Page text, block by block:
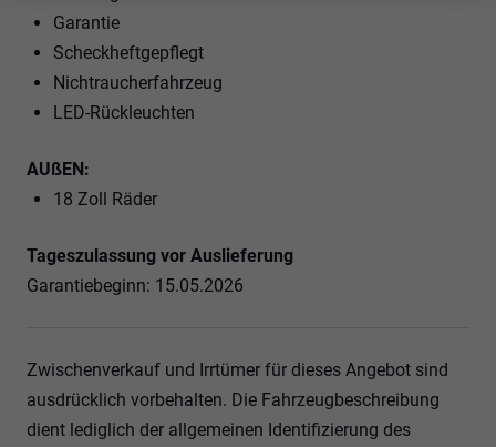
Garantie
Scheckheftgepflegt
Nichtraucherfahrzeug
LED-Rückleuchten
AUßEN:
18 Zoll Räder
Tageszulassung vor Auslieferung
Garantiebeginn: 15.05.2026
Zwischenverkauf und Irrtümer für dieses Angebot sind
ausdrücklich vorbehalten. Die Fahrzeugbeschreibung
dient lediglich der allgemeinen Identifizierung des